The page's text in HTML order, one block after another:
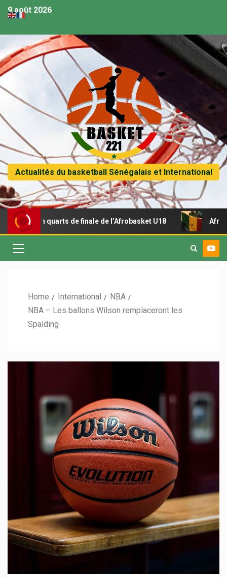
9 août 2026
Actualités du basketball Sénégalais et International
quarts de finale de l’Afrobasket U18 Afrobasket
Home International
NBA
NBA – Les ballons Wilson remplaceront les
Spalding